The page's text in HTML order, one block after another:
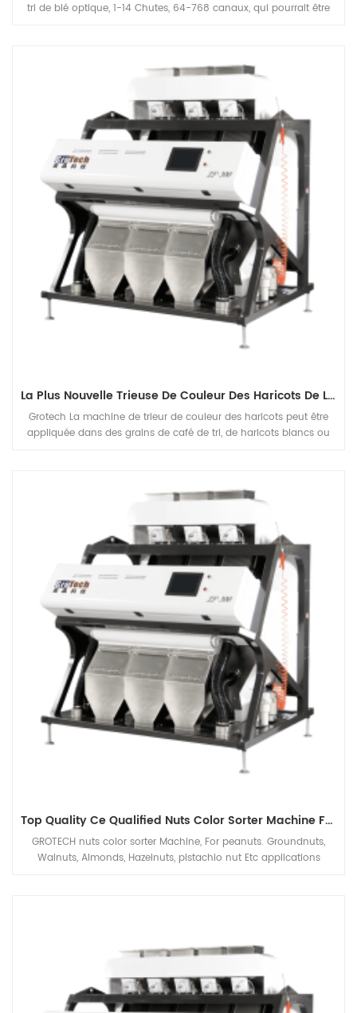
tri de blé optique, 1-14 Chutes, 64-768 canaux, qui pourrait être
La Plus Nouvelle Trieuse De Couleur Des Haricots De L'innovation Technologique Pour Différents Haricots Triés
Grotech La machine de trieur de couleur des haricots peut être
appliquée dans des grains de café de tri, de haricots blancs ou
Top Quality Ce Qualified Nuts Color Sorter Machine From Grotech China
GROTECH nuts color sorter Machine, For peanuts. Groundnuts,
Walnuts, Almonds, Hazelnuts, pistachio nut Etc applications